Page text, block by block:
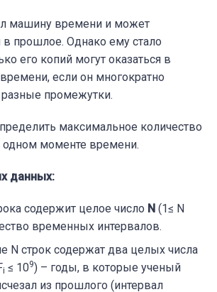
машину времени и может
в прошлое. Однако ему стало
его копий могут оказаться в
если он многократно
промежутки.
максимальное количество
одном моменте времени.
данных:
содержит целое число N (1≤ N
временных интервалов.
N строк содержат два целых числа
i ≤ 109) – годы, в которые ученый
из прошлого (интервал